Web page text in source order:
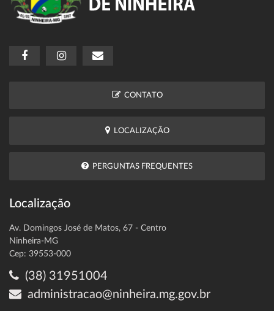
CONTATO
LOCALIZAÇÃO
PERGUNTAS FREQUENTES
Localização
Av. Domingos José de Matos, 67 - Centro
Ninheira-MG
Cep: 39553-000
(38) 31951004
administracao@ninheira.mg.gov.br